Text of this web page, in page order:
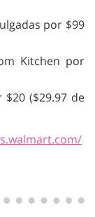
por $99
Kitchen por
($29.97 de